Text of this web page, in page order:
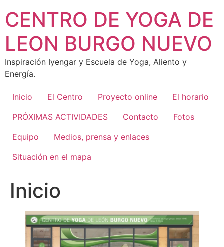
to
content
CENTRO DE YOGA DE
LEON BURGO NUEVO
Inspiración Iyengar y Escuela de Yoga, Aliento y
Energía.
Inicio El Centro Proyecto online
El horario
PRÓXIMAS ACTIVIDADES
Contacto
Fotos
Equipo
Medios, prensa y enlaces
Situación en el mapa
Inicio